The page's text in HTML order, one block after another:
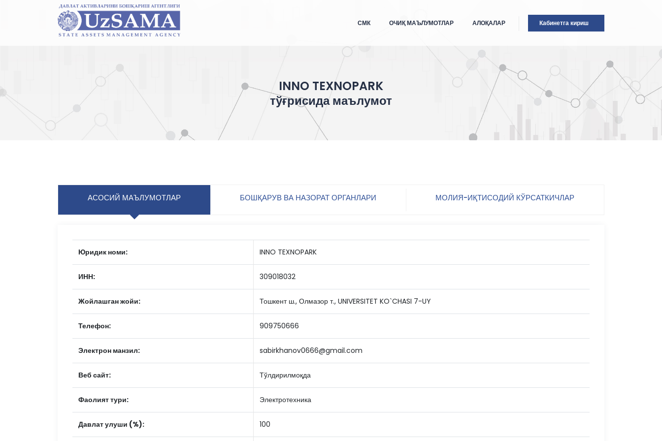
Кабинетга кириш
СМК ОЧИҚ МАЪЛУМОТЛАР АЛОҚАЛАР
INNO TEXNOPARK
тўғрисида маълумот
АСОСИЙ МАЪЛУМОТЛАР БОШҚАРУВ ВА НАЗОРАТ ОРГАНЛАРИ МОЛИЯ-ИҚТИСОДИЙ КЎРСАТКИЧЛАР
Юридик номи: INNO TEXNOPARK
ИНН: 309018032
Жойлашган жойи: Тошкент ш., Олмазор т., UNIVERSITET KO`CHASI 7-UY
Телефон: 909750666
Электрон манзил: sabirkhanov0666@gmail.com
Веб сайт: Тўлдирилмоқда
Фаолият тури: Электротехника
Давлат улуши (%): 100